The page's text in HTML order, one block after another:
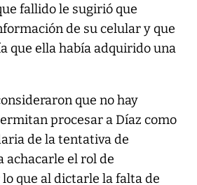
fallido le sugirió que
de su celular y que
que ella había adquirido una
que no hay
procesar a Díaz como
de la tentativa de
achacarle el rol de
que al dictarle la falta de